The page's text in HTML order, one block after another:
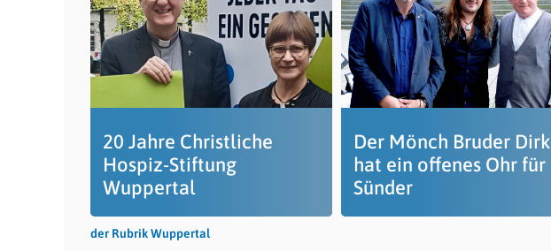
20 Jahre Christliche
Hospiz-Stiftung
Wuppertal
Der Mönch Bruder Dirk
hat ein offenes Ohr für
Sünder
der Rubrik Wuppertal